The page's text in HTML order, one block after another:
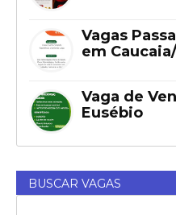
Vagas
em
Vaga de
Eusébio
BUSCAR VAGAS